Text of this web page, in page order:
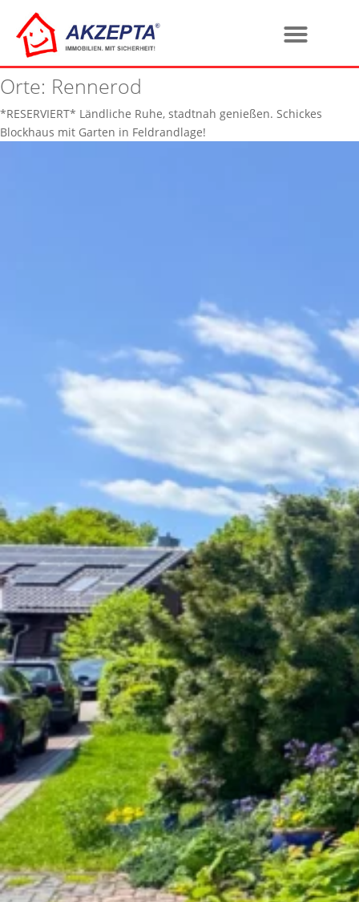
Orte: Rennerod
*RESERVIERT* Ländliche Ruhe, stadtnah genießen. Schickes
Blockhaus mit Garten in Feldrandlage!